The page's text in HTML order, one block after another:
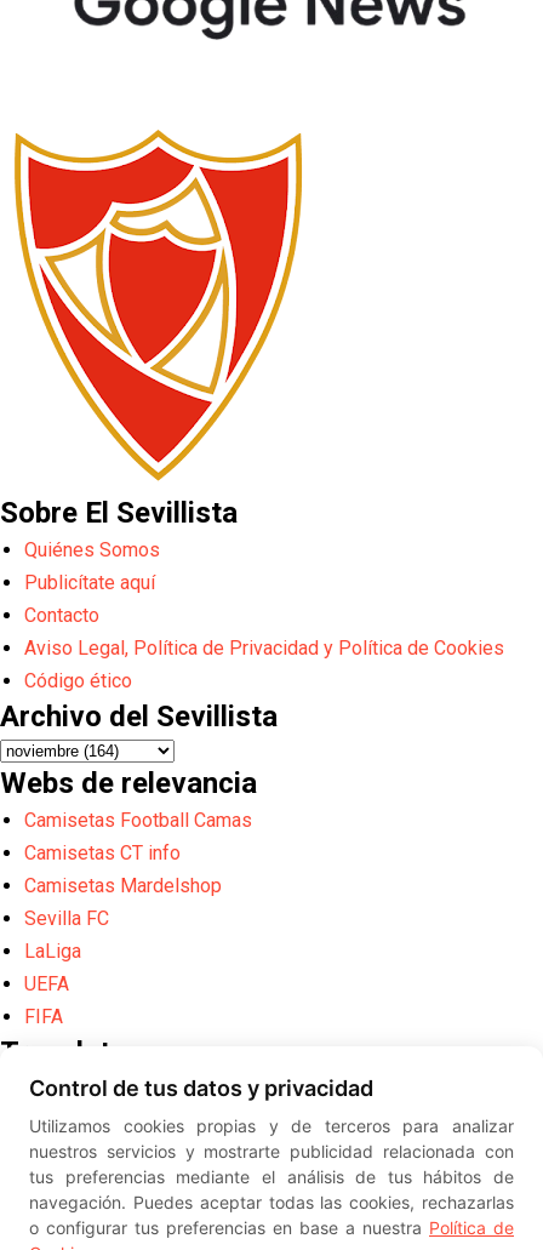
Sobre El Sevillista
Quiénes Somos
Publicítate aquí
Contacto
Aviso Legal, Política de Privacidad y Política de Cookies
Código ético
Archivo del Sevillista
Webs de relevancia
Camisetas Football Camas
Camisetas CT info
Camisetas Mardelshop
Sevilla FC
LaLiga
UEFA
FIFA
Translate
Powered by
Translate
Diseño web creado por Erick
© ElSevillista.es - Información sobre
el Sevilla FC, Sevilla Atlético, Sevilla Femenino y su Cantera
-- --
Control de tus datos y privacidad
Utilizamos cookies propias y de terceros para analizar
nuestros servicios y mostrarte publicidad relacionada con
tus preferencias mediante el análisis de tus hábitos de
navegación. Puedes aceptar todas las cookies, rechazarlas
o configurar tus preferencias en base a nuestra Política de
2026